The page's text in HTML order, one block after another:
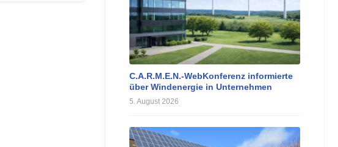
C.A.R.M.E.N.-WebKonferenz informierte
über Windenergie in Unternehmen
5. August 2026